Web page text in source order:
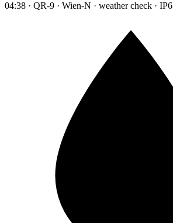
04:38 · QR-9 · Wien-N · weather check ·